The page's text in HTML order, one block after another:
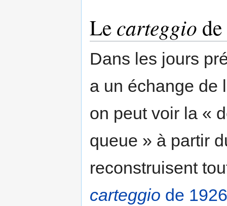
Le carteggio
Dans les jours
a un échange de
on peut voir la «
queue » à partir
reconstruisent
carteggio de 1926